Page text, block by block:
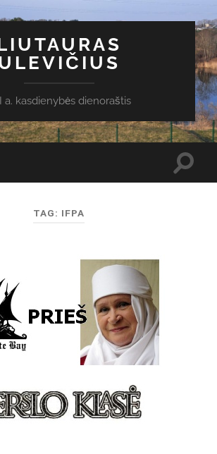
a. kasdienybės dienoraštis
TAG: IFPA